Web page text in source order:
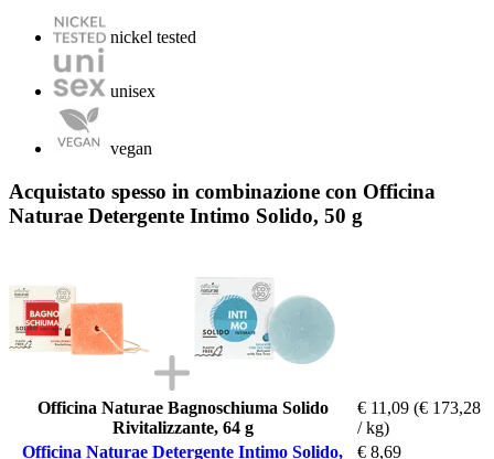
nickel tested
unisex
vegan
Acquistato spesso in combinazione con Officina
Naturae Detergente Intimo Solido, 50 g
Officina Naturae Bagnoschiuma Solido
Rivitalizzante, 64 g
€ 11,09 (€ 173,28
/ kg)
Officina Naturae Detergente Intimo Solido,
€ 8,69